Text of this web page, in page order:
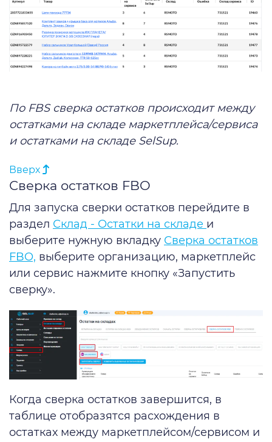
По FBS сверка остатков происходит между
остатками на складе маркетплейса/сервиса
и остатками на складе SelSup.
Вверх
Сверка остатков FBO
Для запуска сверки остатков перейдите в
раздел Склад - Остатки на складе и
выберите нужную вкладку Сверка остатков
FBO, выберите организацию, маркетплейс
или сервис нажмите кнопку «‎Запустить
сверку»‎.
Когда сверка остатков завершится, в
таблице отобразятся расхождения в
остатках между маркетплейсом/сервисом и